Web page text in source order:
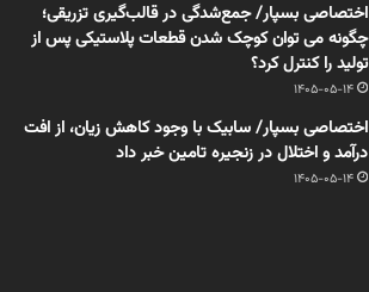
اختصاصی بسپار/ جمع‌شدگی در قالب‌گیری تزریقی؛
چگونه می توان کوچک شدن قطعات پلاستیکی پس از
تولید را کنترل کرد؟
1405-05-14
اختصاصی بسپار/ سابیک با وجود کاهش زیان، از افت
درآمد و اختلال در زنجیره تامین خبر داد
1405-05-14